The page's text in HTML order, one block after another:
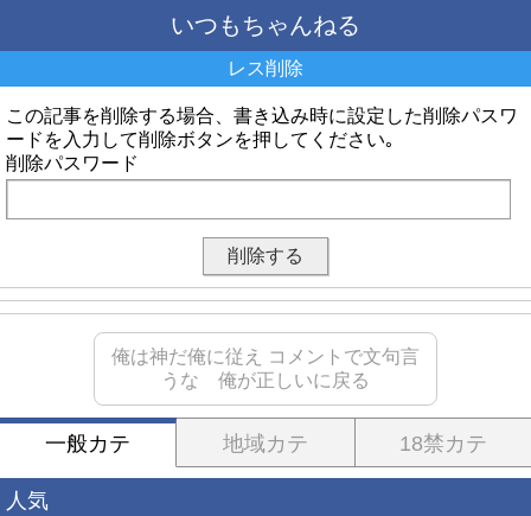
いつもちゃんねる
レス削除
この記事を削除する場合、書き込み時に設定した削除パスワ
ードを入力して削除ボタンを押してください｡
削除パスワード
俺は神だ俺に従え コメントで文句言
うな 俺が正しいに戻る
一般カテ 地域カテ 18禁カテ
人気